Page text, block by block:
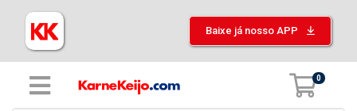
Baixe já nosso APP
0